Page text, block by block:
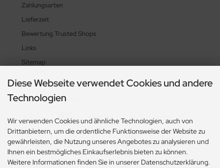
Zahlungsarten
Lieferzeit
Bewertung Trusted Shops
Links
Sitemap
Zahlungsmethoden
Social Media
Diese Webseite verwendet Cookies und andere
Technologien
Wir verwenden Cookies und ähnliche Technologien, auch von
Drittanbietern, um die ordentliche Funktionsweise der Website zu
gewährleisten, die Nutzung unseres Angebotes zu analysieren und
Ihnen ein bestmögliches Einkaufserlebnis bieten zu können.
Weitere Informationen finden Sie in unserer Datenschutzerklärung.